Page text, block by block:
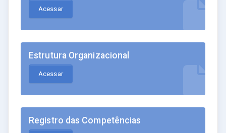
Acessar
Estrutura Organizacional
Acessar
Registro das Competências